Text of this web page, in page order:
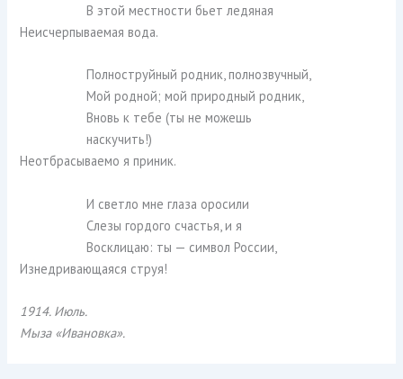
В этой местности бьет ледяная
Неисчерпываемая вода.
Полноструйный родник, полнозвучный,
Мой родной; мой природный родник,
Вновь к тебе (ты не можешь
наскучить!)
Неотбрасываемо я приник.
И светло мне глаза оросили
Слезы гордого счастья, и я
Восклицаю: ты — символ России,
Изнедривающаяся струя!
1914. Июль.
Мыза «Ивановка».